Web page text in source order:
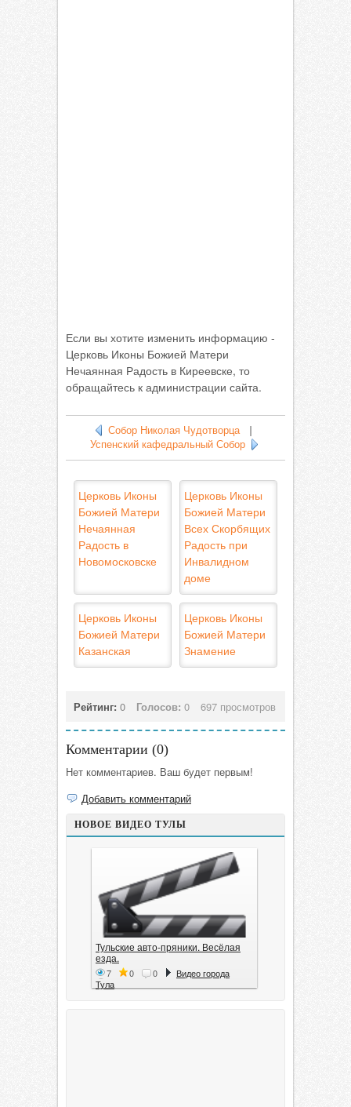
Если вы хотите изменить информацию -
Церковь Иконы Божией Матери
Нечаянная Радость в Киреевске, то
обращайтесь к администрации сайта.
Собор Николая Чудотворца|
Успенский кафедральный Собор
Церковь Иконы
Божией Матери
Нечаянная
Радость в
Новомосковске
Церковь Иконы
Божией Матери
Всех Скорбящих
Радость при
Инвалидном
доме
Церковь Иконы
Божией Матери
Казанская
Церковь Иконы
Божией Матери
Знамение
Рейтинг: 0 Голосов: 0 697 просмотров
Комментарии (0)
Нет комментариев. Ваш будет первым!
Добавить комментарий
НОВОЕ ВИДЕО ТУЛЫ
Тульские авто-пряники. Весёлая
езда.
7 0 0
Видео города
Тула